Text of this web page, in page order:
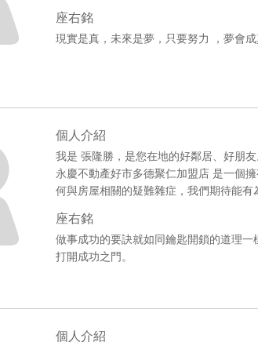
座右銘
現實是真，未來是夢，只要努力 ，夢會成
個人介紹
我是 張隆勝，是您在地的好鄰居、好朋友
永慶不動產好市多德聚仁加盟店 是一個
何與房屋相關的疑難雜症，我們期待能有
座右銘
做事成功的要訣就如同鑰匙開鎖的道理
打開成功之門。
個人介紹